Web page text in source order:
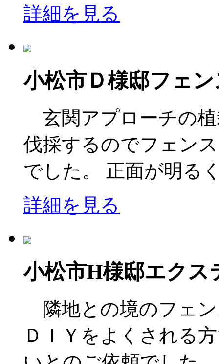
詳細を見る
小松市Ｄ様邸フェ
玄関アプローチの
伐採するのでフェン
でした。 正面が明る
詳細を見る
小松市H様邸エクス
隣地との境のフェ
ＤＩＹをよくされる